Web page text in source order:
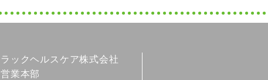
ラックヘルスケア株式会社
​営業本部